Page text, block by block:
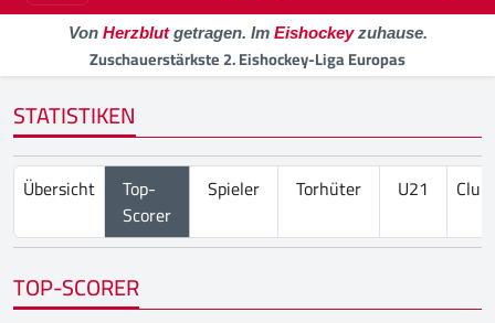
Von Herzblutgetragen. Im Eishockeyzuhause.
Zuschauerstärkste 2. Eishockey-Liga Europas
STATISTIKEN
Übersicht
Top-
Scorer
Spieler Torhüter U21
TOP-SCORER